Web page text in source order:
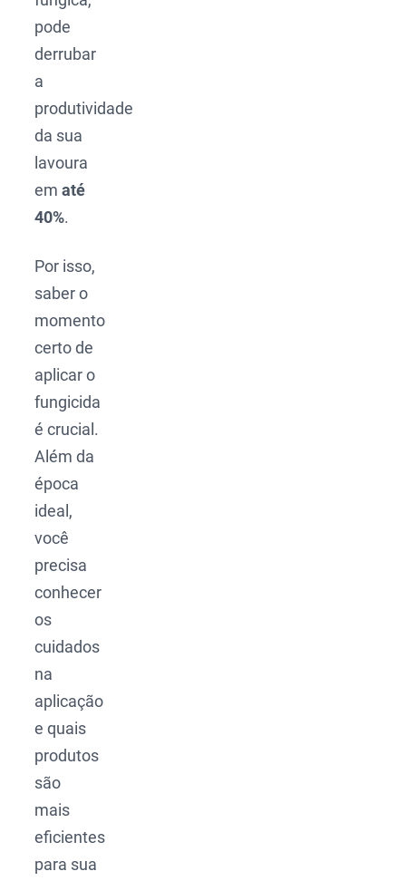
pode
derrubar
a
produtividade
da sua
lavoura
ematé
40%.
Por isso,
saber o
momento
certo de
aplicar o
fungicida
é crucial.
Além da
época
ideal,
você
precisa
conhecer
os
cuidados
na
aplicação
e quais
produtos
são
mais
eficientes
para sua